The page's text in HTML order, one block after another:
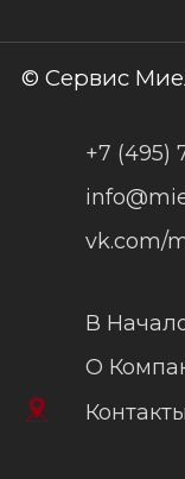
© Сервис
+7 (495)
vk.com/
В
О
Контакты